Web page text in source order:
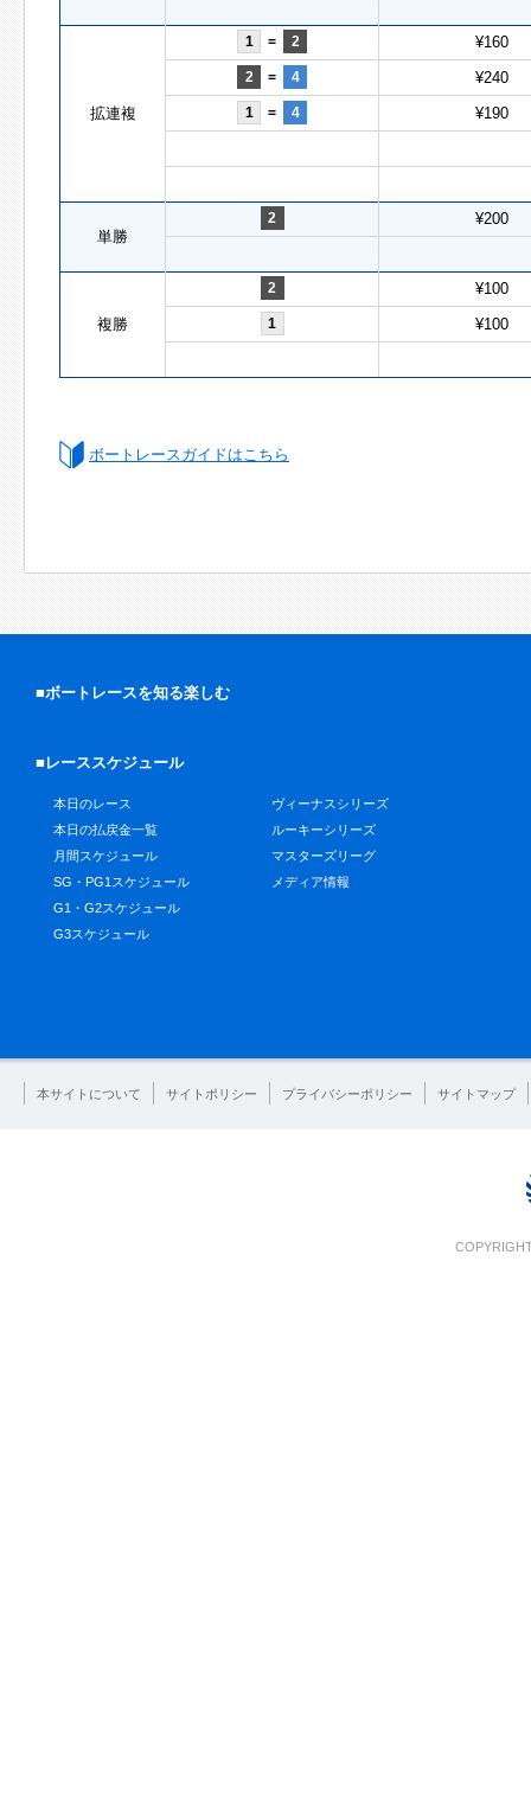
拡連複
1 = 2 ¥160
2 = 4 ¥240
1 = 4 ¥190
単勝
2 ¥200
複勝
2 ¥100
1 ¥100
ボートレースガイドはこちら
■ボートレースを知る楽しむ
■レーススケジュール
本日のレース
本日の払戻金一覧
月間スケジュール
SG・PG1スケジュール
G1・G2スケジュール
G3スケジュール
ヴィーナスシリーズ
ルーキーシリーズ
マスターズリーグ
メディア情報
本サイトについて サイトポリシー プライバシーポリシー サイトマップ